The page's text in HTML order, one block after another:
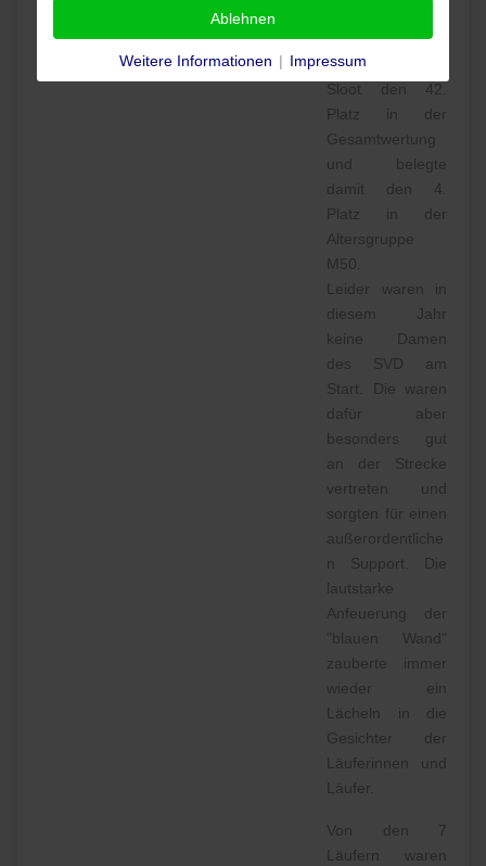
Minuten dahinter
belegte Matthias
Sloot den 42.
Platz in der
Gesamtwertung
und belegte
damit den 4.
Platz in der
Altersgruppe
M50.
Leider waren in
diesem Jahr
keine Damen
des SVD am
Start. Die waren
dafür aber
besonders gut
an der Strecke
vertreten und
sorgten für einen
außerordentliche
n Support. Die
lautstarke
Anfeuerung der
"blauen Wand"
zauberte immer
wieder ein
Lächeln in die
Gesichter der
Läuferinnen und
Läufer.
Von den 7
Läufern waren
Ablehnen
Weitere Informationen | Impressum